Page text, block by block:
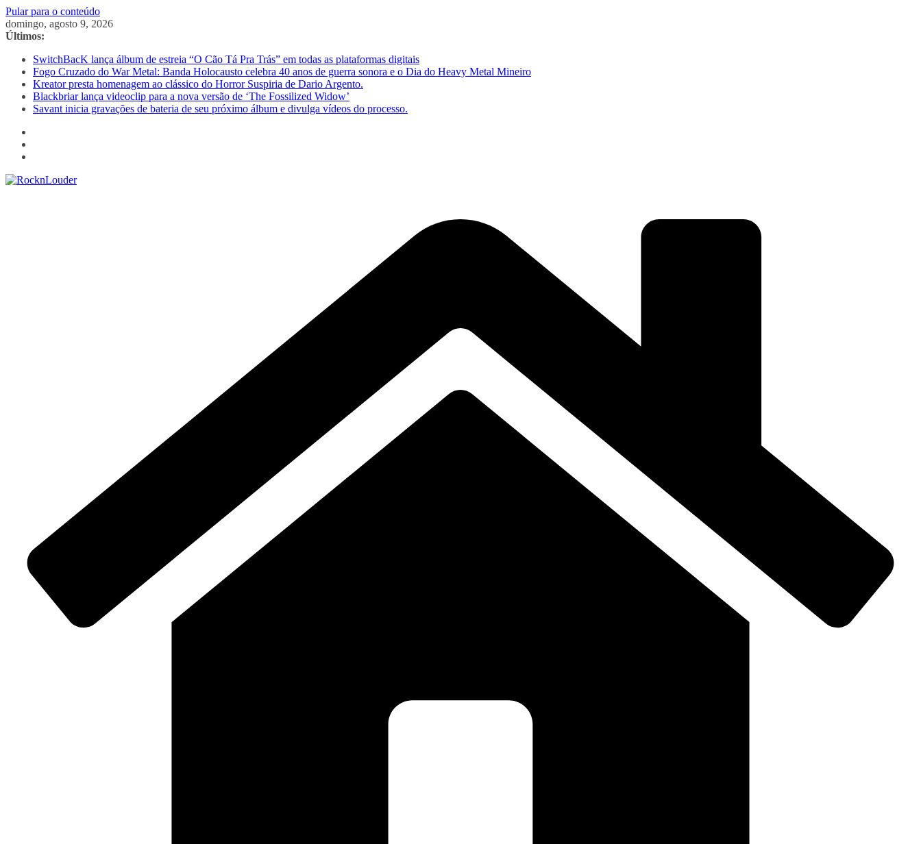
Pular para o conteúdo
domingo, agosto 9, 2026
Últimos:
SwitchBacK lança álbum de estreia “O Cão Tá Pra Trás” em todas as plataformas digitais
Fogo Cruzado do War Metal: Banda Holocausto celebra 40 anos de guerra sonora e o Dia do Heavy Metal Mineiro
Kreator presta homenagem ao clássico do Horror Suspiria de Dario Argento.
Blackbriar lança videoclip para a nova versão de ‘The Fossilized Widow’
Savant inicia gravações de bateria de seu próximo álbum e divulga vídeos do processo.